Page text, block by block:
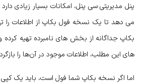
پنل مدیریتی سی پنل، امکانات بسیار زیادی
می‌ دهد تا یک نسخه فول بکاپ از اطلاعات را
بکاپ جداگانه از بخش‌ های نامبرده تهیه کرده
های این مطلب، اطلاعات موجود در آن‌ها را
اما اگر نسخه بکاپ شما فول است، باید یک